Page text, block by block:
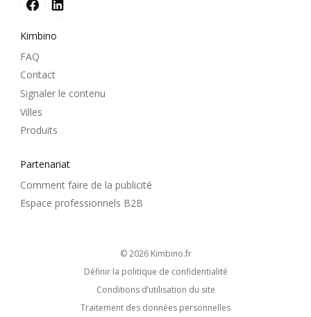
Kimbino
FAQ
Contact
Signaler le contenu
Villes
Produits
Partenariat
Comment faire de la publicité
Espace professionnels B2B
© 2026 kimbino.fr
Définir la politique de confidentialité
Conditions d’utilisation du site
Traitement des données personnelles